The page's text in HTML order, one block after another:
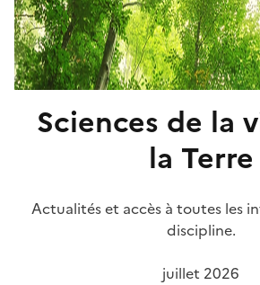
Sciences de la
la Terre
Actualités et accès à toutes les
discipline.
juillet 2026